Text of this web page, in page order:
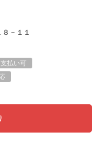
－１１
払い可